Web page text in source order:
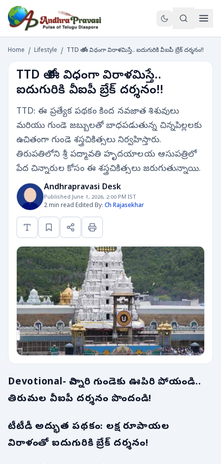
Home / Lifestyle / TTD లో ఈ విధంగా విరాళమిస్తే.. ఐదుగురికి వీఐపీ బ్రేక్‌ దర్శనం!!
TTD లో ఈ విధంగా విరాళమిస్తే..
ఐదుగురికి వీఐపీ బ్రేక్‌ దర్శనం!!
TTD: ఈ ప్రత్యేక పథకం కింద నవజాత శిశువులు
మరియు గుండె జబ్బులతో బాధపడుతున్న చిన్నపిల్లలకు
ఉచితంగా గుండె శస్త్రచికిత్సలు నిర్వహిస్తారు.
తిరుపతిలోని శ్రీ పద్మావతి హృదయాలయ ఆసుపత్రిలో
పేద చిన్నారుల కోసం ఈ శస్త్రచికిత్సలు జరుగుతున్నాయి.
Andhrapravasi Desk
Published June 1, 2026, 2:00 PM IST
2 min read·Edited By: Ch Rajasekhar
Devotional- చిన్నారి గుండెకు ఊపిరి పోయండి..
తిరుమల వీఐపీ దర్శనం పొందండి!
టీటీడీ అద్భుత పథకం: లక్ష రూపాయల
విరాళంతో ఐదుగురికి బ్రేక్ దర్శనం!